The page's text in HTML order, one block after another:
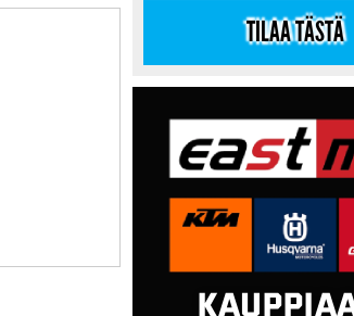
TILAA TÄSTÄ